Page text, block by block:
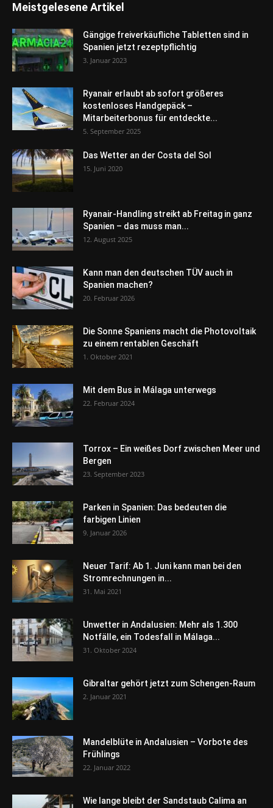
Meistgelesene Artikel
Gängige freiverkäufliche Tabletten sind in
Spanien jetzt rezeptpflichtig
3. Januar 2023
Ryanair erlaubt ab sofort größeres
kostenloses Handgepäck –
Mitarbeiterbonus für entdeckte...
5. September 2025
Das Wetter an der Costa del Sol
15. Juni 2020
Ryanair-Handling streikt ab Freitag in ganz
Spanien – das muss man...
12. August 2025
Kann man den deutschen TÜV auch in
Spanien machen?
20. Februar 2026
Die Sonne Spaniens macht die Photovoltaik
zu einem rentablen Geschäft
1. Oktober 2021
Mit dem Bus in Málaga unterwegs
22. Februar 2024
Torrox – Ein weißes Dorf zwischen Meer und
Bergen
23. September 2023
Parken in Spanien: Das bedeuten die
farbigen Linien
9. Januar 2026
Neuer Tarif: Ab 1. Juni kann man bei den
Stromrechnungen in...
31. Mai 2021
Unwetter in Andalusien: Mehr als 1.300
Notfälle, ein Todesfall in Málaga...
31. Oktober 2024
Gibraltar gehört jetzt zum Schengen-Raum
2. Januar 2021
Mandelblüte in Andalusien – Vorbote des
Frühlings
22. Januar 2022
Wie lange bleibt der Sandstaub Calima an